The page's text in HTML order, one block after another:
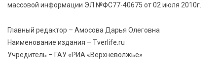
Тверские «Романтики» покорили Витебск своей
хореографией
массовой информации ЭЛ №ФС77-40675 от 02 июля 2010г.
Главный редактор – Амосова Дарья Олеговна
Наименование издания – Tverlife.ru
Учредитель – ГАУ «РИА «Верхневолжье»